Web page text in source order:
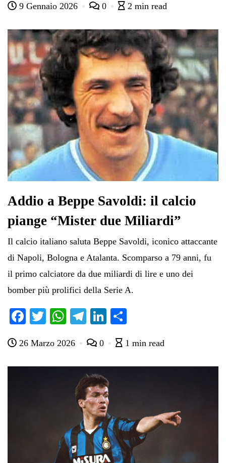
bo
ok
tte
r
ts
A
pp
gr
a
m
ed
In
di
vi
di
9 Gennaio 2026 0 2 min read
Addio a Beppe Savoldi: il calcio
piange “Mister due Miliardi”
Il calcio italiano saluta Beppe Savoldi, iconico attaccante
di Napoli, Bologna e Atalanta. Scomparso a 79 anni, fu
il primo calciatore da due miliardi di lire e uno dei
bomber più prolifici della Serie A.
Fa
bo
ok
T
tte
r
W
ts
A
pp
Te
gr
a
m
Li
ed
In
di
vi
26 Marzo 2026 0 1 min read